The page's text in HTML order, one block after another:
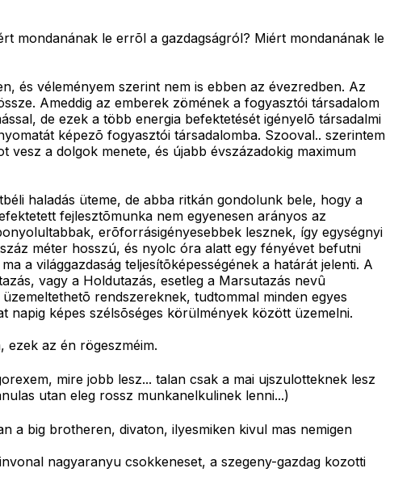
mondanának le errõl a gazdagságról? Miért mondanának le
és véleményem szerint nem is ebben az évezredben. Az
Ameddig az emberek zömének a fogyasztói társadalom
de ezek a több energia befektetését igényelõ társadalmi
képezõ fogyasztói társadalomba. Szooval.. szerintem
a dolgok menete, és újabb évszázadokig maximum
haladás üteme, de abba ritkán gondolunk bele, hogy a
fejlesztõmunka nem egyenesen arányos az
erõforrásigényesebbek lesznek, így egységnyi
méter hosszú, és nyolc óra alatt egy fényévet befutni
a világgazdaság teljesítõképességének a határát jelenti. A
vagy a Holdutazás, esetleg a Marsutazás nevû
rendszereknek, tudtommal minden egyes
képes szélsõséges körülmények között üzemelni.
ezek az én rögeszméim.
mire jobb lesz... talan csak a mai ujszulotteknek lesz
utan eleg rossz munkanelkulinek lenni...)
a big brotheren, divaton, ilyesmiken kivul mas nemigen
nagyaranyu csokkeneset, a szegeny-gazdag kozotti